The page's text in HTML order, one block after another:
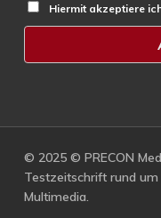
Hiermit akzeptiere
© 2025 © PRECON
Testzeitschrift rund
Multimedia.